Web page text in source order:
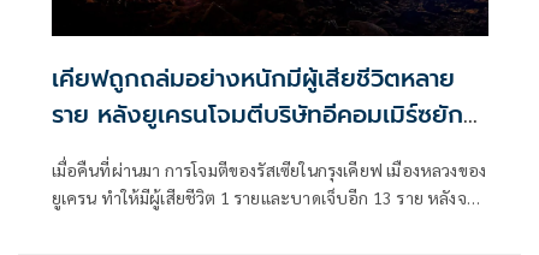
เคียฟถูกถล่มอย่างหนักมีผู้เสียชีวิตหลาย
ราย หลังยูเครนโจมตีบริษัทอีคอมเมิร์ซยักษ์
ใหญ่ของรัสเซีย
เมื่อคืนที่ผ่านมา การโจมตีของรัสเซียในกรุงเคียฟ เมืองหลวงของ
ยูเครน ทำให้มีผู้เสียชีวิต 1 รายและบาดเจ็บอีก 13 ราย หลังจาก